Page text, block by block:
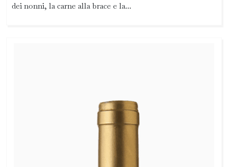
dei nonni, la carne alla brace e la...